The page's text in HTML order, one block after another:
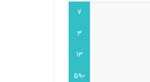
7
3
13
590